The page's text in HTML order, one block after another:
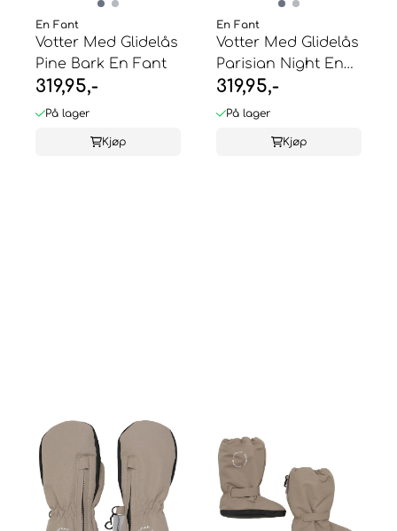
En Fant
Votter Med Glidelås
Pine Bark En Fant
319,95,-
På lager
Kjøp
En Fant
Votter Med Glidelås
Parisian Night En
Fant
319,95,-
På lager
Kjøp